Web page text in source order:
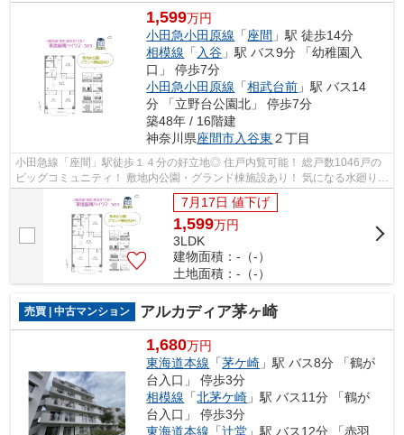
1,599万円
小田急小田原線 「座間 」駅 徒歩14分
相模線 「 入谷 」駅 バス9分 「幼稚園入
口」 停歩7分
小田急小田原線 「相武台前 」駅 バス14
分 「立野台公園北」 停歩7分
築48年 / 16階建
神奈川県座間市入谷東 ２丁目
小田急線「座間」駅徒歩１４分の好立地◎ 住戸内覧可能！ 総戸数1046戸の
ビッグコミュニティ！ 敷地内公園・グランド棟施設あり！ 気になる水廻りが
一新された新規リノベマンション（R8...
7月17日 値下げ
1,599万円
3LDK
建物面積：-（-）
土地面積：-（-）
売買 | 中古マンション アルカディア茅ヶ崎
1,680万円
東海道本線 「茅ケ崎 」駅 バス8分 「鶴が
台入口」 停歩3分
相模線 「北茅ケ崎 」駅 バス11分 「鶴が
台入口」 停歩3分
東海道本線 「辻堂 」駅 バス12分 「赤羽